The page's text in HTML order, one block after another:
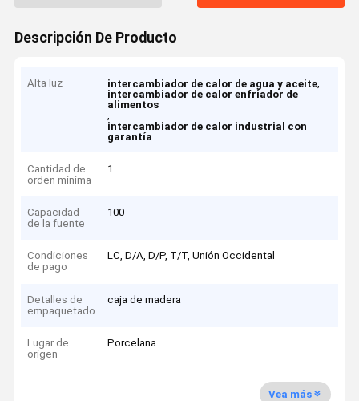
Descripción De Producto
Alta luz intercambiador de calor de agua y aceite,
intercambiador de calor enfriador de
alimentos
,
intercambiador de calor industrial con
garantía
Cantidad de
orden mínima
1
Capacidad
de la fuente
100
Condiciones
de pago
LC, D/A, D/P, T/T, Unión Occidental
Detalles de
empaquetado
caja de madera
Lugar de
origen
Porcelana
Vea más